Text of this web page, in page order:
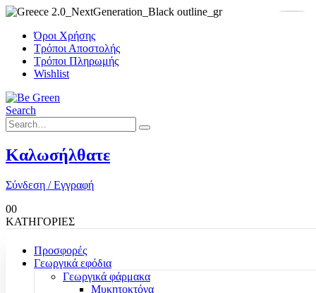
Όροι Χρήσης
Τρόποι Αποστολής
Τρόποι Πληρωμής
Wishlist
Search
Καλωσήλθατε
Σύνδεση / Εγγραφή
00
ΚΑΤΗΓΟΡΙΕΣ
Προσφορές
Γεωργικά εφόδια
Γεωργικά φάρμακα
Μυκητοκτόνα